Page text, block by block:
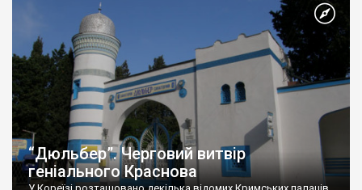
“Дюльбер”. Черговий витвір
геніального Краснова